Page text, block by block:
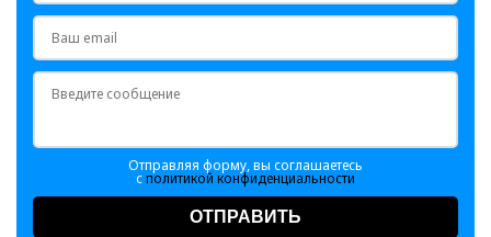
Отправляя форму, вы соглашаетесь
сполитикой конфиденциальности
ОТПРАВИТЬ